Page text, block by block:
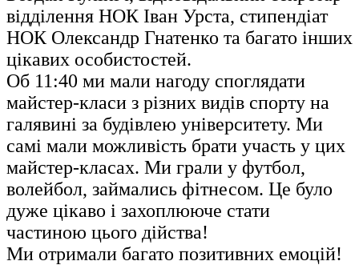
відділення НОК Іван Урста, стипендіат
НОК Олександр Гнатенко та багато інших
цікавих особистостей.
Об 11:40 ми мали нагоду споглядати
майстер-класи з різних видів спорту на
галявині за будівлею університету. Ми
самі мали можливість брати участь у цих
майстер-класах. Ми грали у футбол,
волейбол, займались фітнесом. Це було
дуже цікаво і захоплююче стати
частиною цього дійства!
Ми отримали багато позитивних емоцій!